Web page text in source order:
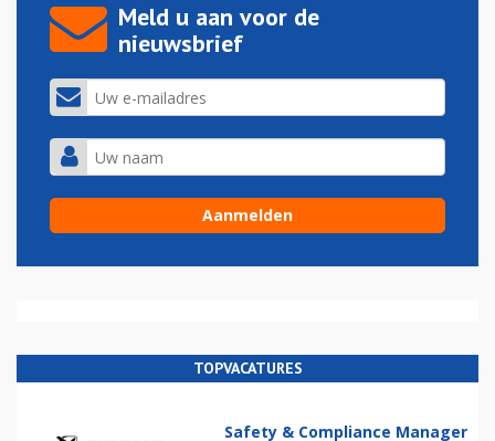
Meld u aan voor de
nieuwsbrief
TOPVACATURES
Safety & Compliance Manager